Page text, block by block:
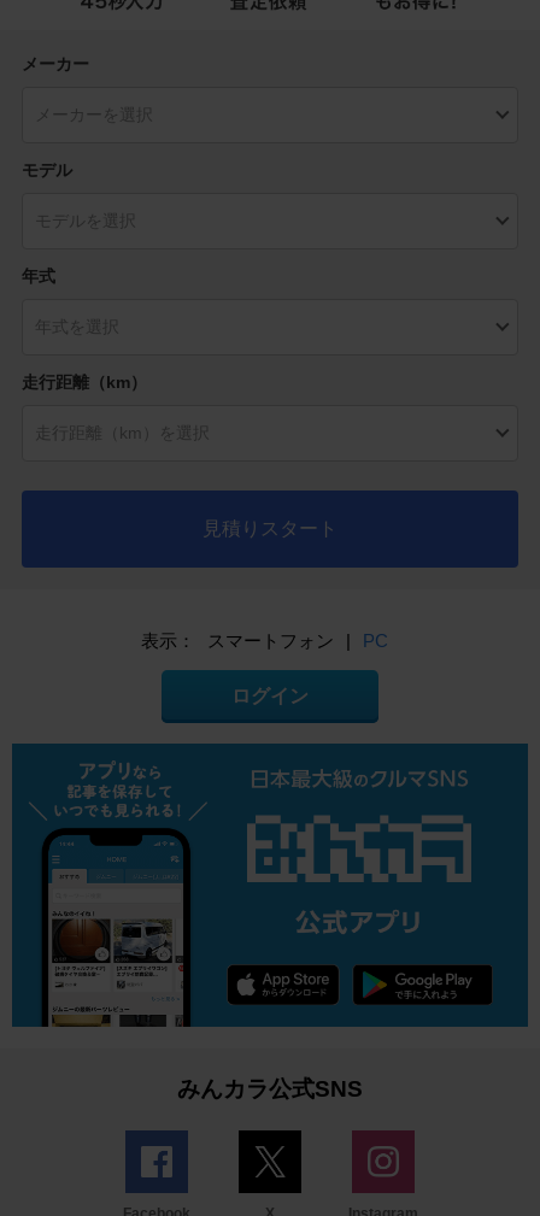
メーカー
モデル
年式
走行距離（km）
見積りスタート
表示： スマートフォン PC
ログイン
みんカラ公式SNS